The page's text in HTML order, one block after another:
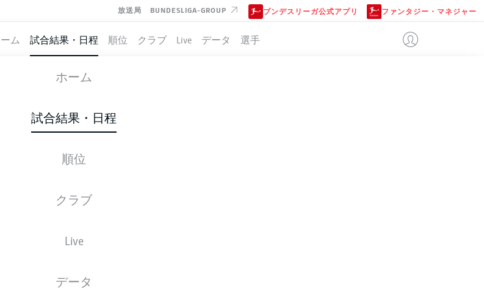
放送局 BUNDESLIGA-GROUP ブンデスリーガ公式アプリ ファンタジー・マネジャー
ム 試合結果・日程 順位 クラブ Live データ 選手
ホーム
試合結果・日程
順位
クラブ
Live
データ
BERLIN NUREMBERG
スターティングメンバー
グメンバーは試合開始の 60分前に公開されます